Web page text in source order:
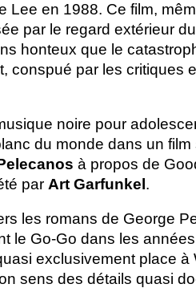
Lee en 1988. Ce film,
par le regard extérieur
honteux que le
conspué par les critiques
noire pour
du monde dans un
à propos de
par Art Garfunkel .
les romans de George
le Go-Go dans les
exclusivement place à
sens des détails quasi